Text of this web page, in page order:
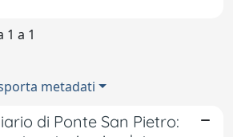
a 1
metadati
di Ponte San Pietro: